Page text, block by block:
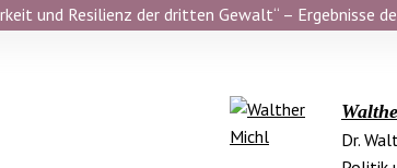
und Resilienz der dritten Gewalt“ – Ergebnisse
Dr.